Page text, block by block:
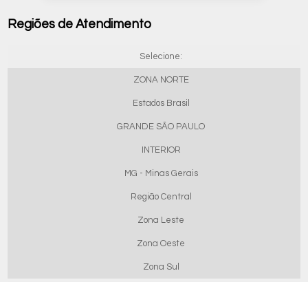
Regiões de Atendimento
Selecione:
ZONA NORTE
Estados Brasil
GRANDE SÃO PAULO
INTERIOR
MG - Minas Gerais
Região Central
Zona Leste
Zona Oeste
Zona Sul